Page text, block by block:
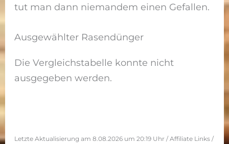
tut man dann niemandem einen Gefallen.
Ausgewählter Rasendünger
Die Vergleichstabelle konnte nicht
ausgegeben werden.
Letzte Aktualisierung am 8.08.2026 um 20:19 Uhr / Affiliate Links /